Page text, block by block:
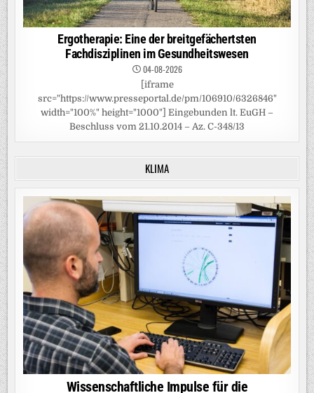
Ergotherapie: Eine der breitgefächertsten
Fachdisziplinen im Gesundheitswesen
04-08-2026
[iframe
src="https://www.presseportal.de/pm/106910/6326846"
width="100%" height="1000"] Eingebunden lt. EuGH –
Beschluss vom 21.10.2014 – Az. C-348/13
KLIMA
Wissenschaftliche Impulse für die